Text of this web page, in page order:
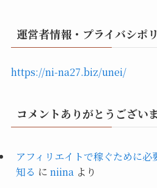
運営者情報・プライバシポ
https://ni-na27.biz/unei/
コメントありがとうござい
アフィリエイトで稼ぐために
知る に niinaより